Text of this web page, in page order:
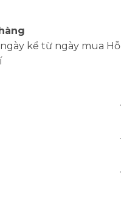
kể từ ngày mua Hỗ